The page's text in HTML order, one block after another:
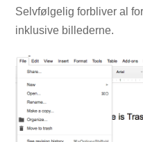
Selvfølgelig forbliver al
inklusive billederne.